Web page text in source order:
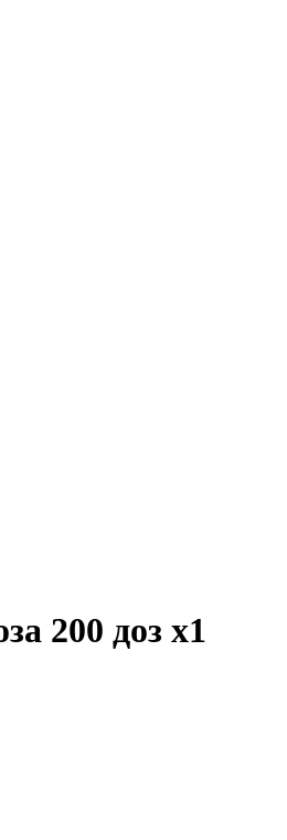
200 доз x1